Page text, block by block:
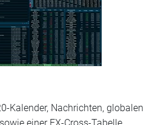
Kalender, Nachrichten, globalen